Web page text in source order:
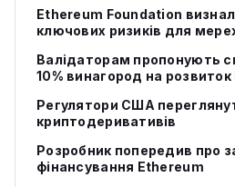
Ethereum Foundation
ключових ризиків для
Валідаторам пропонують
10% винагород на
Регулятори США
криптодеривативів
Розробник попередив про
фінансування Ethereum